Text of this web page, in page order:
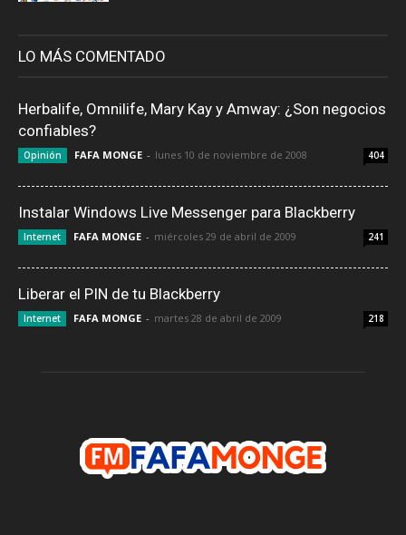
LO MÁS COMENTADO
Herbalife, Omnilife, Mary Kay y Amway: ¿Son negocios
confiables?
Opinión FAFA MONGE - lunes 10 de noviembre de 2008 404
Instalar Windows Live Messenger para Blackberry
Internet FAFA MONGE - miércoles 29 de abril de 2009 241
Liberar el PIN de tu Blackberry
Internet FAFA MONGE - martes 28 de abril de 2009 218